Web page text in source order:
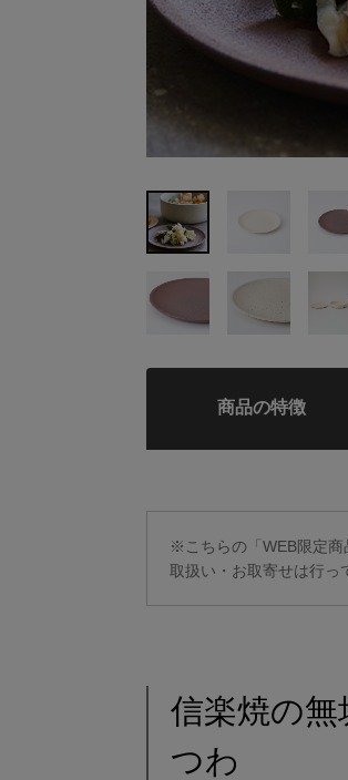
商品の特徴
※こちらの「WEB限定商
取扱い・お取寄せは行っ
信楽焼の無
つわ